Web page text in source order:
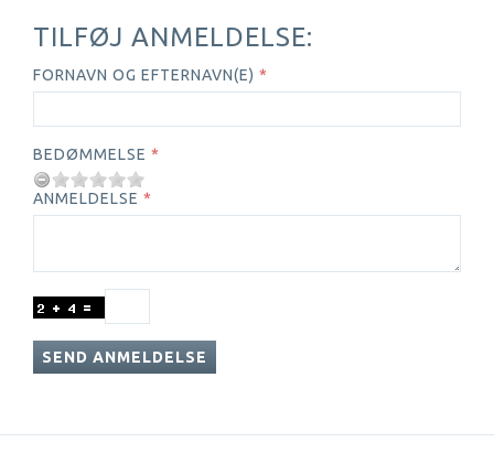
TILFØJ ANMELDELSE:
FORNAVN OG EFTERNAVN(E)
BEDØMMELSE
ANMELDELSE
SEND ANMELDELSE